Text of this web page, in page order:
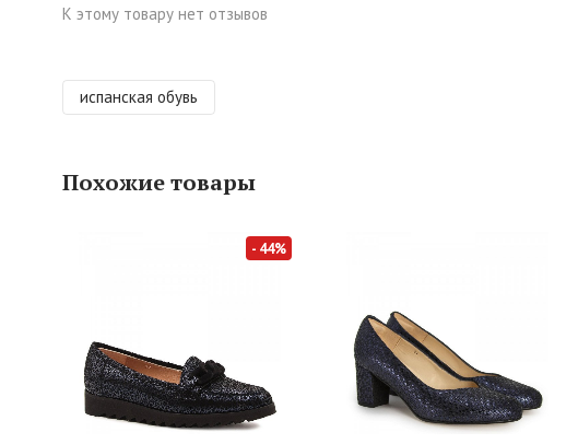
К этому товару нет отзывов
испанская обувь
Похожие товары
- 44%